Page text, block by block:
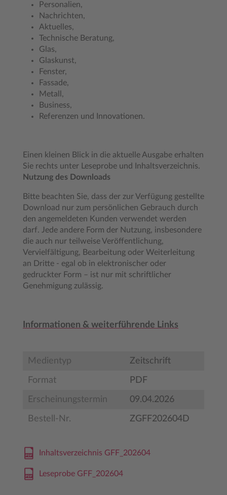
Personalien,
Nachrichten,
Aktuelles,
Technische Beratung,
Glas,
Glaskunst,
Fenster,
Fassade,
Metall,
Business,
Referenzen und Innovationen.
Einen kleinen Blick in die aktuelle Ausgabe erhalten
Sie rechts unter Leseprobe und Inhaltsverzeichnis.
Nutzung des Downloads
Bitte beachten Sie, dass der zur Verfügung gestellte
Download nur zum persönlichen Gebrauch durch
den angemeldeten Kunden verwendet werden
darf. Jede andere Form der Nutzung, insbesondere
die auch nur teilweise Veröffentlichung,
Vervielfältigung, Bearbeitung oder Weiterleitung
an Dritte - egal ob in elektronischer oder
gedruckter Form – ist nur mit schriftlicher
Genehmigung zulässig.
Informationen & weiterführende Links
Medientyp Zeitschrift
Format PDF
Erscheinungstermin 09.04.2026
Bestell-Nr. ZGFF202604D
Inhaltsverzeichnis GFF_202604
Leseprobe GFF_202604